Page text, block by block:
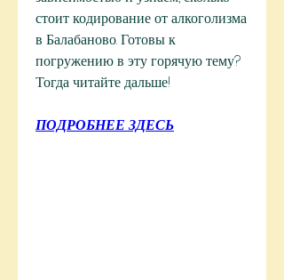
стоит кодирование от алкоголизма
в Балабаново. Готовы к
погружению в эту горячую тему?
Тогда читайте дальше!
ПОДРОБНЕЕ ЗДЕСЬ